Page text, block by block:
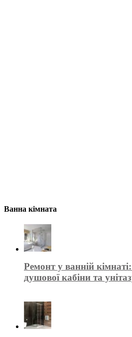
Ванна кімната
Ремонт у ванній
душової кабіни та